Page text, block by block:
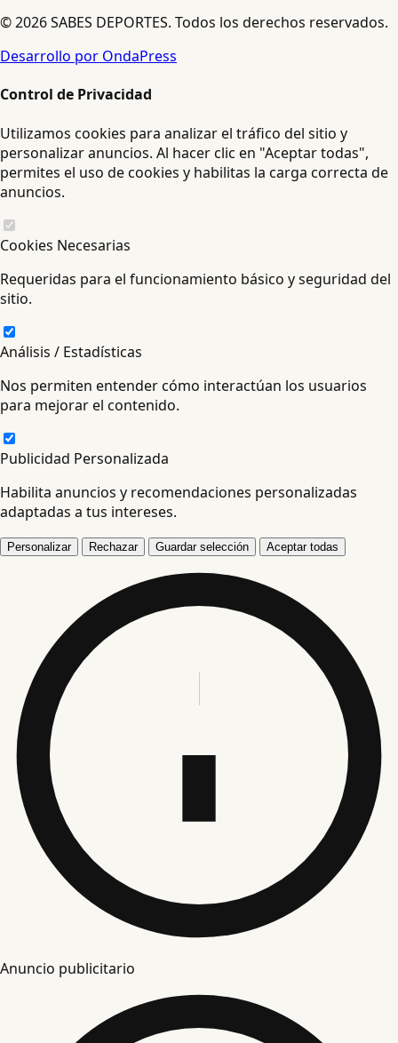
© 2026 SABES DEPORTES. Todos los derechos reservados.
Desarrollo por OndaPress
Control de Privacidad
Utilizamos cookies para analizar el tráfico del sitio y
personalizar anuncios. Al hacer clic en "Aceptar todas",
permites el uso de cookies y habilitas la carga correcta de
anuncios.
Cookies Necesarias
Requeridas para el funcionamiento básico y seguridad del
sitio.
Análisis / Estadísticas
Nos permiten entender cómo interactúan los usuarios
para mejorar el contenido.
Publicidad Personalizada
Habilita anuncios y recomendaciones personalizadas
adaptadas a tus intereses.
Personalizar Rechazar Guardar selección Aceptar todas
Anuncio publicitario